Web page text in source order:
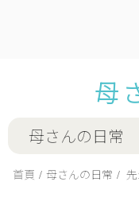
母
母さんの日常
首頁 母さんの日常